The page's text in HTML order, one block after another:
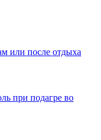
или после отдыха
при подагре во